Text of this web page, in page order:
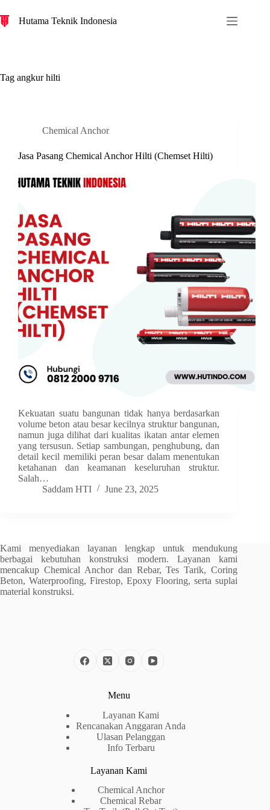
c
Hutama Teknik Indonesia
Tag angkur hilti
Chemical Anchor
Jasa Pasang Chemical Anchor Hilti (Chemset Hilti)
Kekuatan suatu bangunan tidak hanya berdasarkan
volume beton atau besar kecilnya struktur bangunan,
namun juga dilihat dari kualitas ikatan antar elemen
yang tersusun. Setiap sambungan, penghubung, dan
detail kecil memiliki peran besar dalam menentukan
ketahanan dan keamanan keseluruhan struktur.
Salah…
Saddam HTI
June 23, 2025
Kami menyediakan layanan lengkap untuk mendukung
berbagai kebutuhan konstruksi modern. Layanan kami
mencakup Chemical Anchor dan Rebar, Tes Tarik, Coring
Beton, Waterproofing, Firestop, Epoxy Flooring, serta suplai
material konstruksi.
Menu
Layanan Kami
Rencanakan Anggaran Anda
Ulasan Pelanggan
Info Terbaru
Layanan Kami
Chemical Anchor
Chemical Rebar